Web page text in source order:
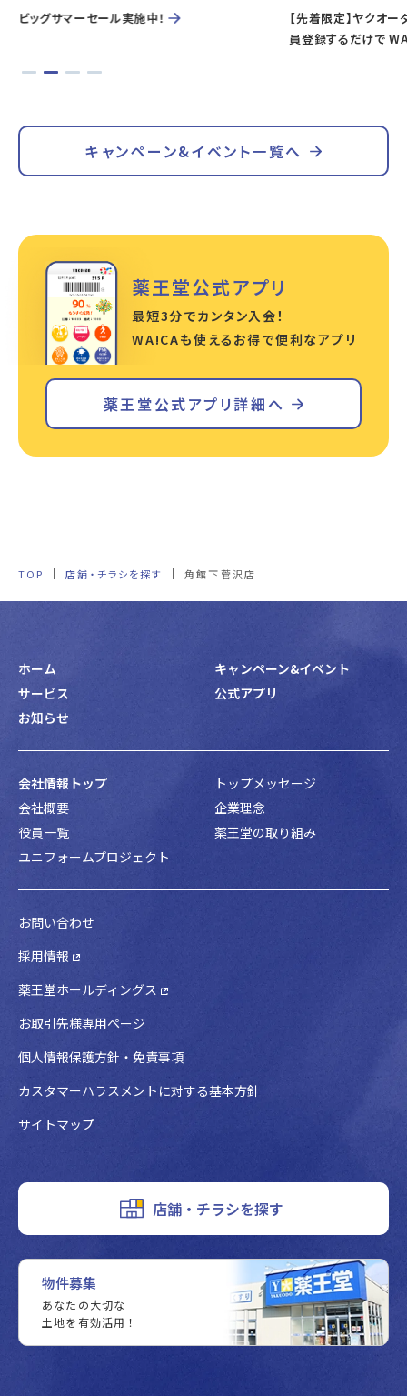
ビッグサマーセール実施中！
【先着限定】ヤクオ
員登録するだけで
キャンペーン&イベント一覧へ
薬王堂公式アプリ
最短3分でカンタン入会！
WA!CAも使えるお得で便利なアプリ
薬王堂公式アプリ詳細へ
TOP 店舗・チラシを探す 角館下菅沢店
ホーム
キャンペーン&イベント
サービス
公式アプリ
お知らせ
会社情報トップ
トップメッセージ
会社概要
企業理念
役員一覧
薬王堂の取り組み
ユニフォームプロジェクト
お問い合わせ
採用情報
薬王堂ホールディングス
お取引先様専用ページ
個人情報保護方針・免責事項
カスタマーハラスメントに対する基本方針
サイトマップ
店舗・チラシを探す
物件募集
あなたの大切な
土地を有効活用！